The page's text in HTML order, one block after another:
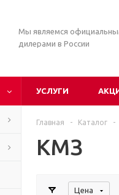
Мы являемся
дилерами в России
УСЛУГИ
Главная - Каталог -
КМЗ
Цена